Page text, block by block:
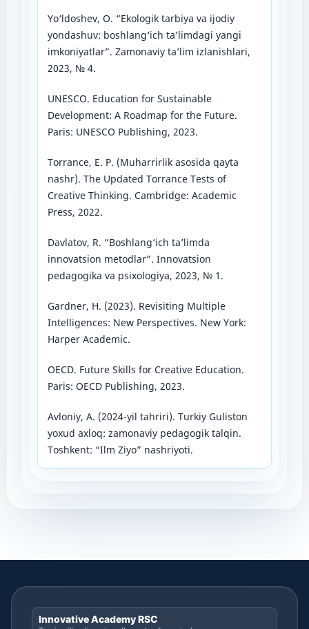
Yo‘ldoshev, O. “Ekologik tarbiya va ijodiy
yondashuv: boshlang‘ich ta’limdagi yangi
imkoniyatlar”. Zamonaviy ta’lim izlanishlari,
2023, № 4.
UNESCO. Education for Sustainable
Development: A Roadmap for the Future.
Paris: UNESCO Publishing, 2023.
Torrance, E. P. (Muharrirlik asosida qayta
nashr). The Updated Torrance Tests of
Creative Thinking. Cambridge: Academic
Press, 2022.
Davlatov, R. “Boshlang‘ich ta’limda
innovatsion metodlar”. Innovatsion
pedagogika va psixologiya, 2023, № 1.
Gardner, H. (2023). Revisiting Multiple
Intelligences: New Perspectives. New York:
Harper Academic.
OECD. Future Skills for Creative Education.
Paris: OECD Publishing, 2023.
Avloniy, A. (2024-yil tahriri). Turkiy Guliston
yoxud axloq: zamonaviy pedagogik talqin.
Toshkent: “Ilm Ziyo” nashriyoti.
Innovative Academy RSC